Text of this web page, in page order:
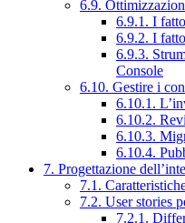
6.9.
6.9.1. I
6.9.2. I
6.9.3.
Console
6.10. Gestire i
6.10.1.
6.10.2.
6.10.3.
6.10.4.
7. Progettazione
7.1.
7.2. User stories
7.2.1.